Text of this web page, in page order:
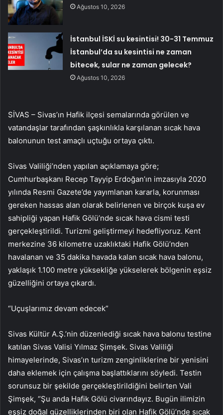
Ağustos 10, 2026
İstanbul İSKİ su kesintisi! 30-31 Temmuz
İstanbul’da su kesintisi ne zaman
bitecek, sular ne zaman gelecek?
Ağustos 10, 2026
SİVAS – Sivas’ın Hafik ilçesi semalarında görülen ve
vatandaşlar tarafından şaşkınlıkla karşılanan sıcak hava
balonunun test amaçlı uçtuğu ortaya çıktı.
Sivas Valiliği’nden yapılan açıklamaya göre;
Cumhurbaşkanı Recep Tayyip Erdoğan’ın imzasıyla 2020
yılında Resmi Gazete’de yayımlanan kararla, korunması
gereken hassas alan olarak belirlenen ve birçok kuşa ev
sahipliği yapan Hafik Gölü’nde sıcak hava cismi testi
gerçekleştirildi. Turizmi geliştirmeyi hedefliyoruz. Kent
merkezine 36 kilometre uzaklıktaki Hafik Gölü’nden
havalanan ve 35 dakika havada kalan sıcak hava balonu,
yaklaşık 1.100 metre yüksekliğe yükselerek bölgenin eşsiz
güzelliğini ortaya çıkardı.
“Uçuşlarımız devam edecek”
Sivas Kültür A.Ş.’nin düzenlediği sıcak hava balonu testine
katılan Sivas Valisi Yılmaz Şimşek. Sivas Valiliği
himayelerinde, Sivas’ın turizm zenginliklerine bir yenisini
daha eklemek için çalışma başlattıklarını söyledi. Testin
sorunsuz bir şekilde gerçekleştirildiğini belirten Vali
Şimşek, “Şu anda Hafik Gölü civarındayız. Bugün ilimizin
eşsiz doğal güzelliklerinden biri olan Hafik Gölü’nde sıcak